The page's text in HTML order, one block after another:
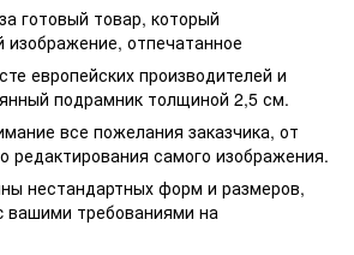
готовый товар, который
изображение, отпечатанное
европейских производителей и
подрамник толщиной 2,5 см.
все пожелания заказчика, от
редактирования самого изображения.
нестандартных форм и размеров,
вашими требованиями на